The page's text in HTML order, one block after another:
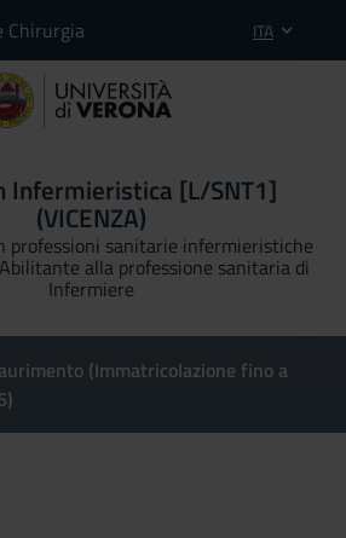
Chirurgia ITA
Infermieristica [L/SNT1]
(VICENZA)
professioni sanitarie infermieristiche
alla professione sanitaria di
Infermiere
(Immatricolazione fino a